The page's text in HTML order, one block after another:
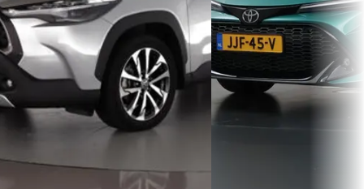
2025 · 11.354 km · Hybride ·
Automaat
Autobedrijf Rudie Wetering·
Lemele
Bekijk aanbieding →
Vergelijk
2025 · 4.458 km · Hybride ·
Automaat
Wensink Occasions
Emmeloord 4,1(441)
Vandaag geplaatst